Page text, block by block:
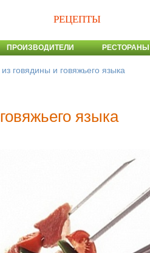
РЕЦЕПТЫ
ПРОИЗВОДИТЕЛИ РЕСТОРАНЫ
говядины и говяжьего языка
языка